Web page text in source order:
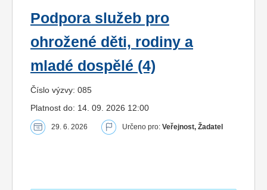
Podpora služeb pro
ohrožené děti, rodiny a
mladé dospělé (4)
Číslo výzvy: 085
Platnost do: 14. 09. 2026 12:00
29. 6. 2026 Určeno pro: Veřejnost, Žadatel